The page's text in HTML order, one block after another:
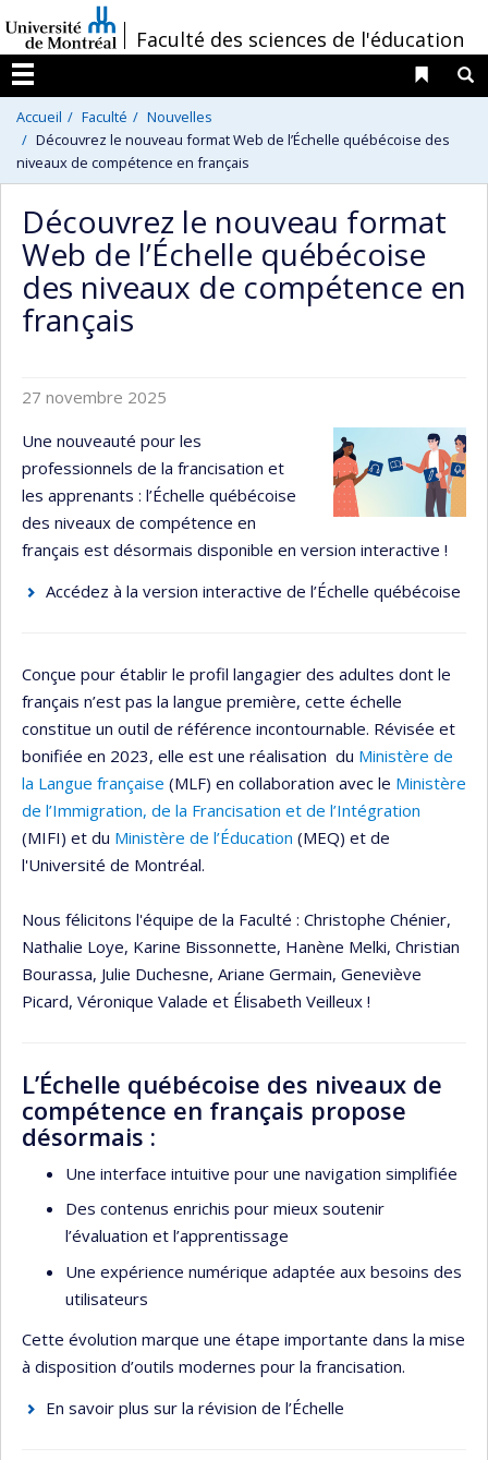
au
contenu
/Faculté des sciences de l'éducation
Menu
Liens
Accueil Faculté
Nouvelles
Découvrez le nouveau format Web de l’Échelle québécoise des
niveaux de compétence en français
Découvrez le nouveau format
Web de l’Échelle québécoise
des niveaux de compétence en
français
27 novembre 2025
Une nouveauté pour les
professionnels de la francisation et
les apprenants : l’Échelle québécoise
des niveaux de compétence en
français est désormais disponible en version interactive !
Accédez à la version interactive de l’Échelle québécoise
Conçue pour établir le profil langagier des adultes dont le
français n’est pas la langue première, cette échelle
constitue un outil de référence incontournable. Révisée et
bonifiée en 2023, elle est une réalisation du Ministère de
la Langue française (MLF) en collaboration avec le Ministère
de l’Immigration, de la Francisation et de l’Intégration
(MIFI) et du Ministère de l’Éducation (MEQ) et de
l'Université de Montréal.
Nous félicitons l'équipe de la Faculté : Christophe Chénier,
Nathalie Loye, Karine Bissonnette, Hanène Melki, Christian
Bourassa, Julie Duchesne, Ariane Germain, Geneviève
Picard, Véronique Valade et Élisabeth Veilleux !
L’Échelle québécoise des niveaux de
compétence en français propose
désormais :
Une interface intuitive pour une navigation simplifiée
Des contenus enrichis pour mieux soutenir
l’évaluation et l’apprentissage
Une expérience numérique adaptée aux besoins des
utilisateurs
Cette évolution marque une étape importante dans la mise
à disposition d’outils modernes pour la francisation.
En savoir plus sur la révision de l’Échelle